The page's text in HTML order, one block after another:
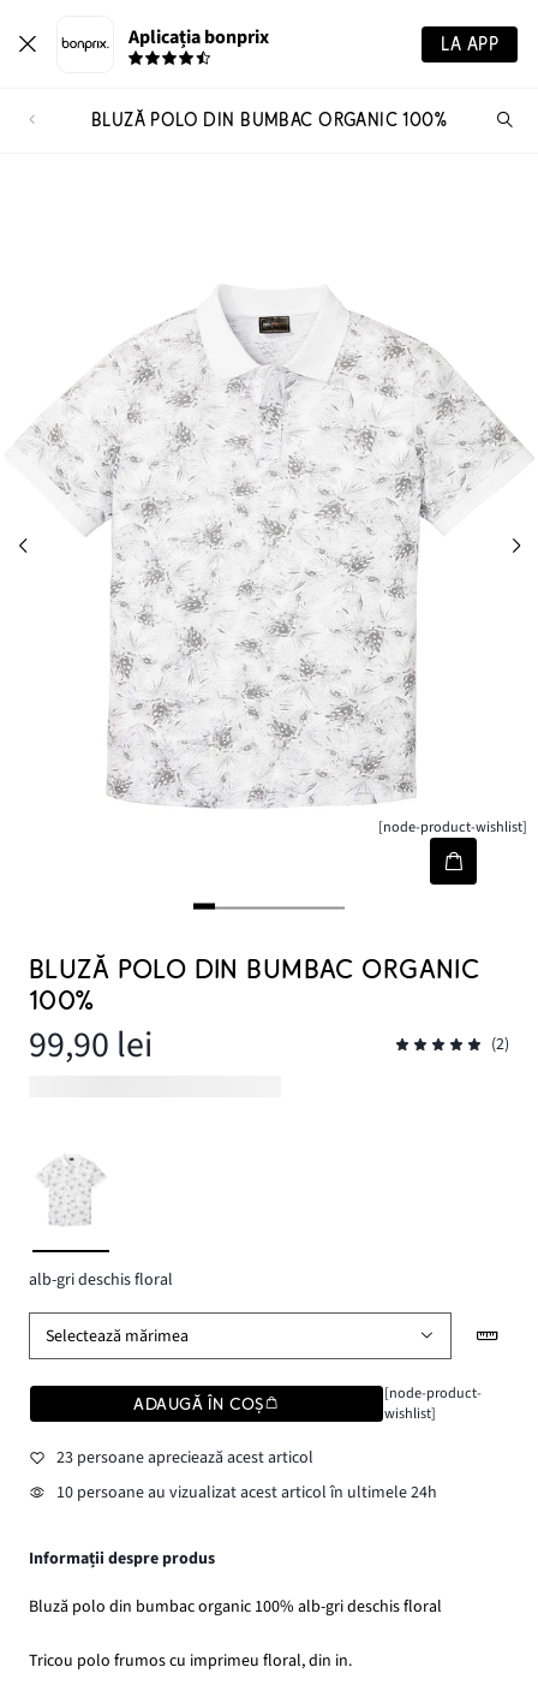
Aplicația bonprix LA APP
BLUZĂ POLO DIN BUMBAC ORGANIC 100%
[node-product-wishlist]
BLUZĂ POLO DIN BUMBAC ORGANIC
100%
99,90 lei (2)
alb-gri deschis floral
Selectează mărimea
ADAUGĂ ÎN COȘ
[node-product-
wishlist]
23 persoane apreciează acest articol
10 persoane au vizualizat acest articol în ultimele 24h
Informații despre produs
Bluză polo din bumbac organic 100% alb-gri deschis floral
Tricou polo frumos cu imprimeu floral, din in.